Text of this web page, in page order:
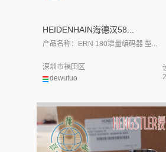
HEIDENHAIN海德汉58...
产品名称：ERN 180增量编码器 型...
dewutuo
深圳市福田区